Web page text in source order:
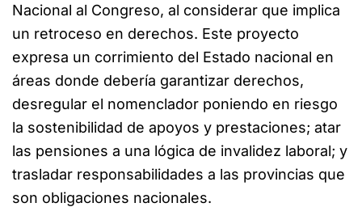
Nacional al Congreso, al considerar que implica
un retroceso en derechos. Este proyecto
expresa un corrimiento del Estado nacional en
áreas donde debería garantizar derechos,
desregular el nomenclador poniendo en riesgo
la sostenibilidad de apoyos y prestaciones; atar
las pensiones a una lógica de invalidez laboral; y
trasladar responsabilidades a las provincias que
son obligaciones nacionales.